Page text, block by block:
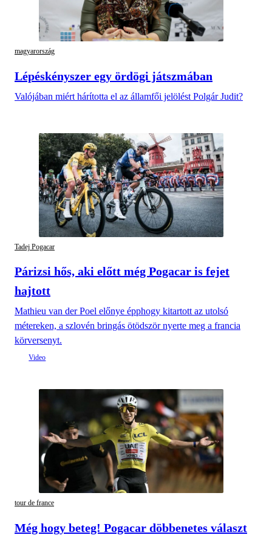
magyarország
Lépéskényszer egy ördögi játszmában
Valójában miért hárította el az államfői jelölést Polgár Judit?
Tadej Pogacar
Párizsi hős, aki előtt még Pogacar is fejet
hajtott
Mathieu van der Poel előnye épphogy kitartott az utolsó
métereken, a szlovén bringás ötödször nyerte meg a francia
körversenyt.
tour de france
Még hogy beteg! Pogacar döbbenetes választ